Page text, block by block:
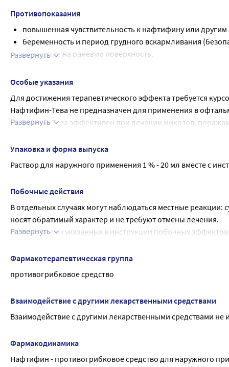
Противопоказания
повышенная чувствительность к нафтифину или
беременность и период грудного вскармливания
нанесение на раневую поверхность.
Применение при беременности и в период грудного
Развернуть
Особые указания
Для достижения терапевтического эффекта требуется
Нафтифин-Тева не предназначен для применения в
Нафтифин-Тева эффективен при лечении микозов,
прекратить применение препарата и обратиться к врачу.
С осторожностью следует применять Нафтифин-Тева у
Нафтифин-Тева не оказывает отрицательного влияния на
деятельности, требующие концентрации внимания и
Развернуть
Упаковка и форма выпуска
Раствор для наружного применения 1 % - 20 мл вместе с
Побочные действия
В отдельных случаях могут наблюдаться местные
носят обратимый характер и не требуют отмены лечения.
Если любые из указанных в инструкции побочных
Развернуть
Фармакотерапевтическая группа
противогрибковое средство
Взаимодействие с другими лекарственными средствами
Взаимодействие с другими лекарственными средствами не
Фармакодинамика
Нафтифин - противогрибковое средство для наружного